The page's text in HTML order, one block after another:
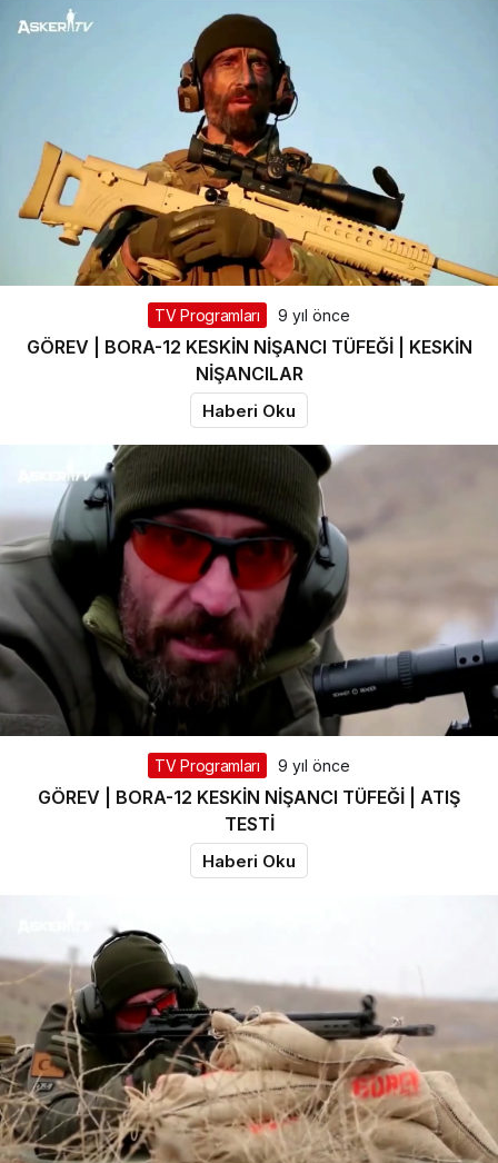
TV Programları 9 yıl önce
GÖREV | BORA-12 KESKİN NİŞANCI TÜFEĞİ | KESKİN
NİŞANCILAR
Haberi Oku
TV Programları 9 yıl önce
GÖREV | BORA-12 KESKİN NİŞANCI TÜFEĞİ | ATIŞ
TESTİ
Haberi Oku